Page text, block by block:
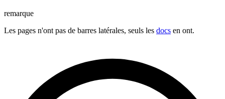
remarque
Les pages n'ont pas de barres latérales, seuls les docs en ont.